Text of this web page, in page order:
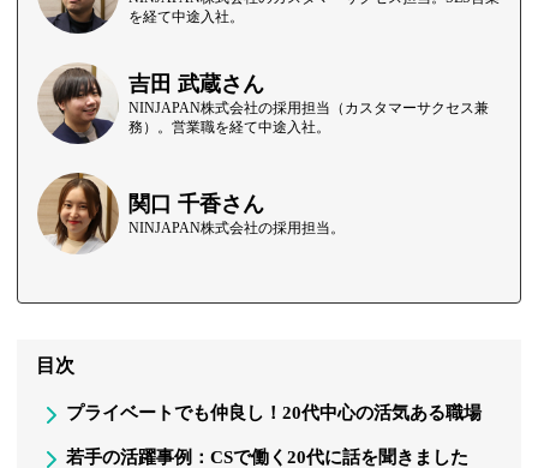
を経て中途入社。
吉田 武蔵さん
NINJAPAN株式会社の採用担当（カスタマーサクセス兼
務）。営業職を経て中途入社。
関口 千香さん
NINJAPAN株式会社の採用担当。
目次
プライベートでも仲良し！20代中心の活気ある職場
若手の活躍事例：CSで働く20代に話を聞きました